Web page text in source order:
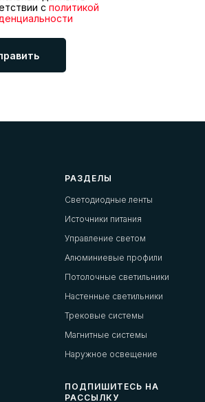
с политикой
РАЗДЕЛЫ
Светодиодные ленты
Источники питания
Управление светом
Алюминиевые профили
Потолочные светильники
Настенные светильники
Трековые системы
Магнитные системы
Наружное освещение
ПОДПИШИТЕСЬ НА
РАССЫЛКУ